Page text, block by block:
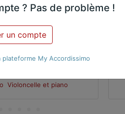
op. 126 b
Violoncelle et piano
? Pas de problème !
un compte
plateforme My Accordissimo